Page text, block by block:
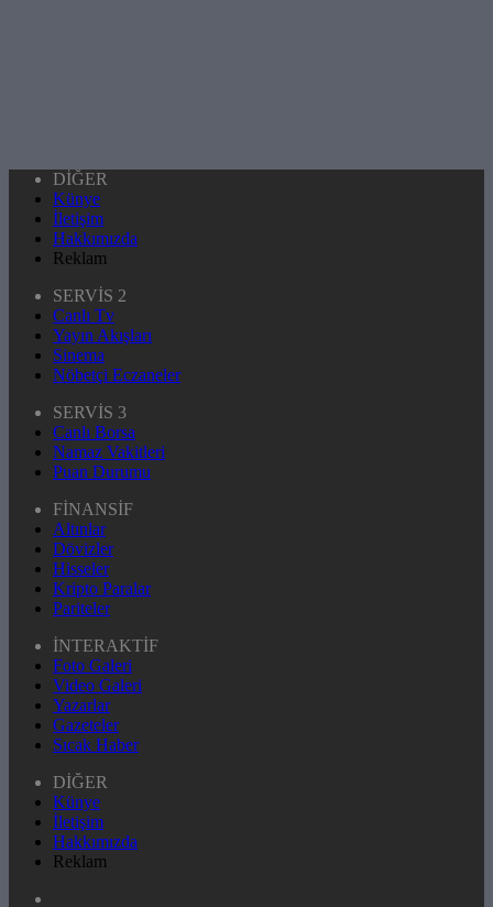
DİĞER
Künye
İletişim
Hakkımızda
Reklam
SERVİS 2
Canlı Tv
Yayın Akışları
Sinema
Nöbetçi Eczaneler
SERVİS 3
Canlı Borsa
Namaz Vakitleri
Puan Durumu
FİNANSİF
Altınlar
Dövizler
Hisseler
Kripto Paralar
Pariteler
İNTERAKTİF
Foto Galeri
Video Galeri
Yazarlar
Gazeteler
Sıcak Haber
DİĞER
Künye
İletişim
Hakkımızda
Reklam